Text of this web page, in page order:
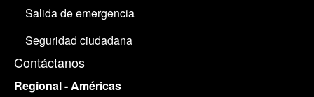
Salida de emergencia
Seguridad ciudadana
Contáctanos
Regional - Américas